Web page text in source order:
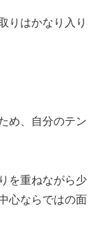
りはかなり入り
め、自分のテン
を重ねながら少
心ならではの面